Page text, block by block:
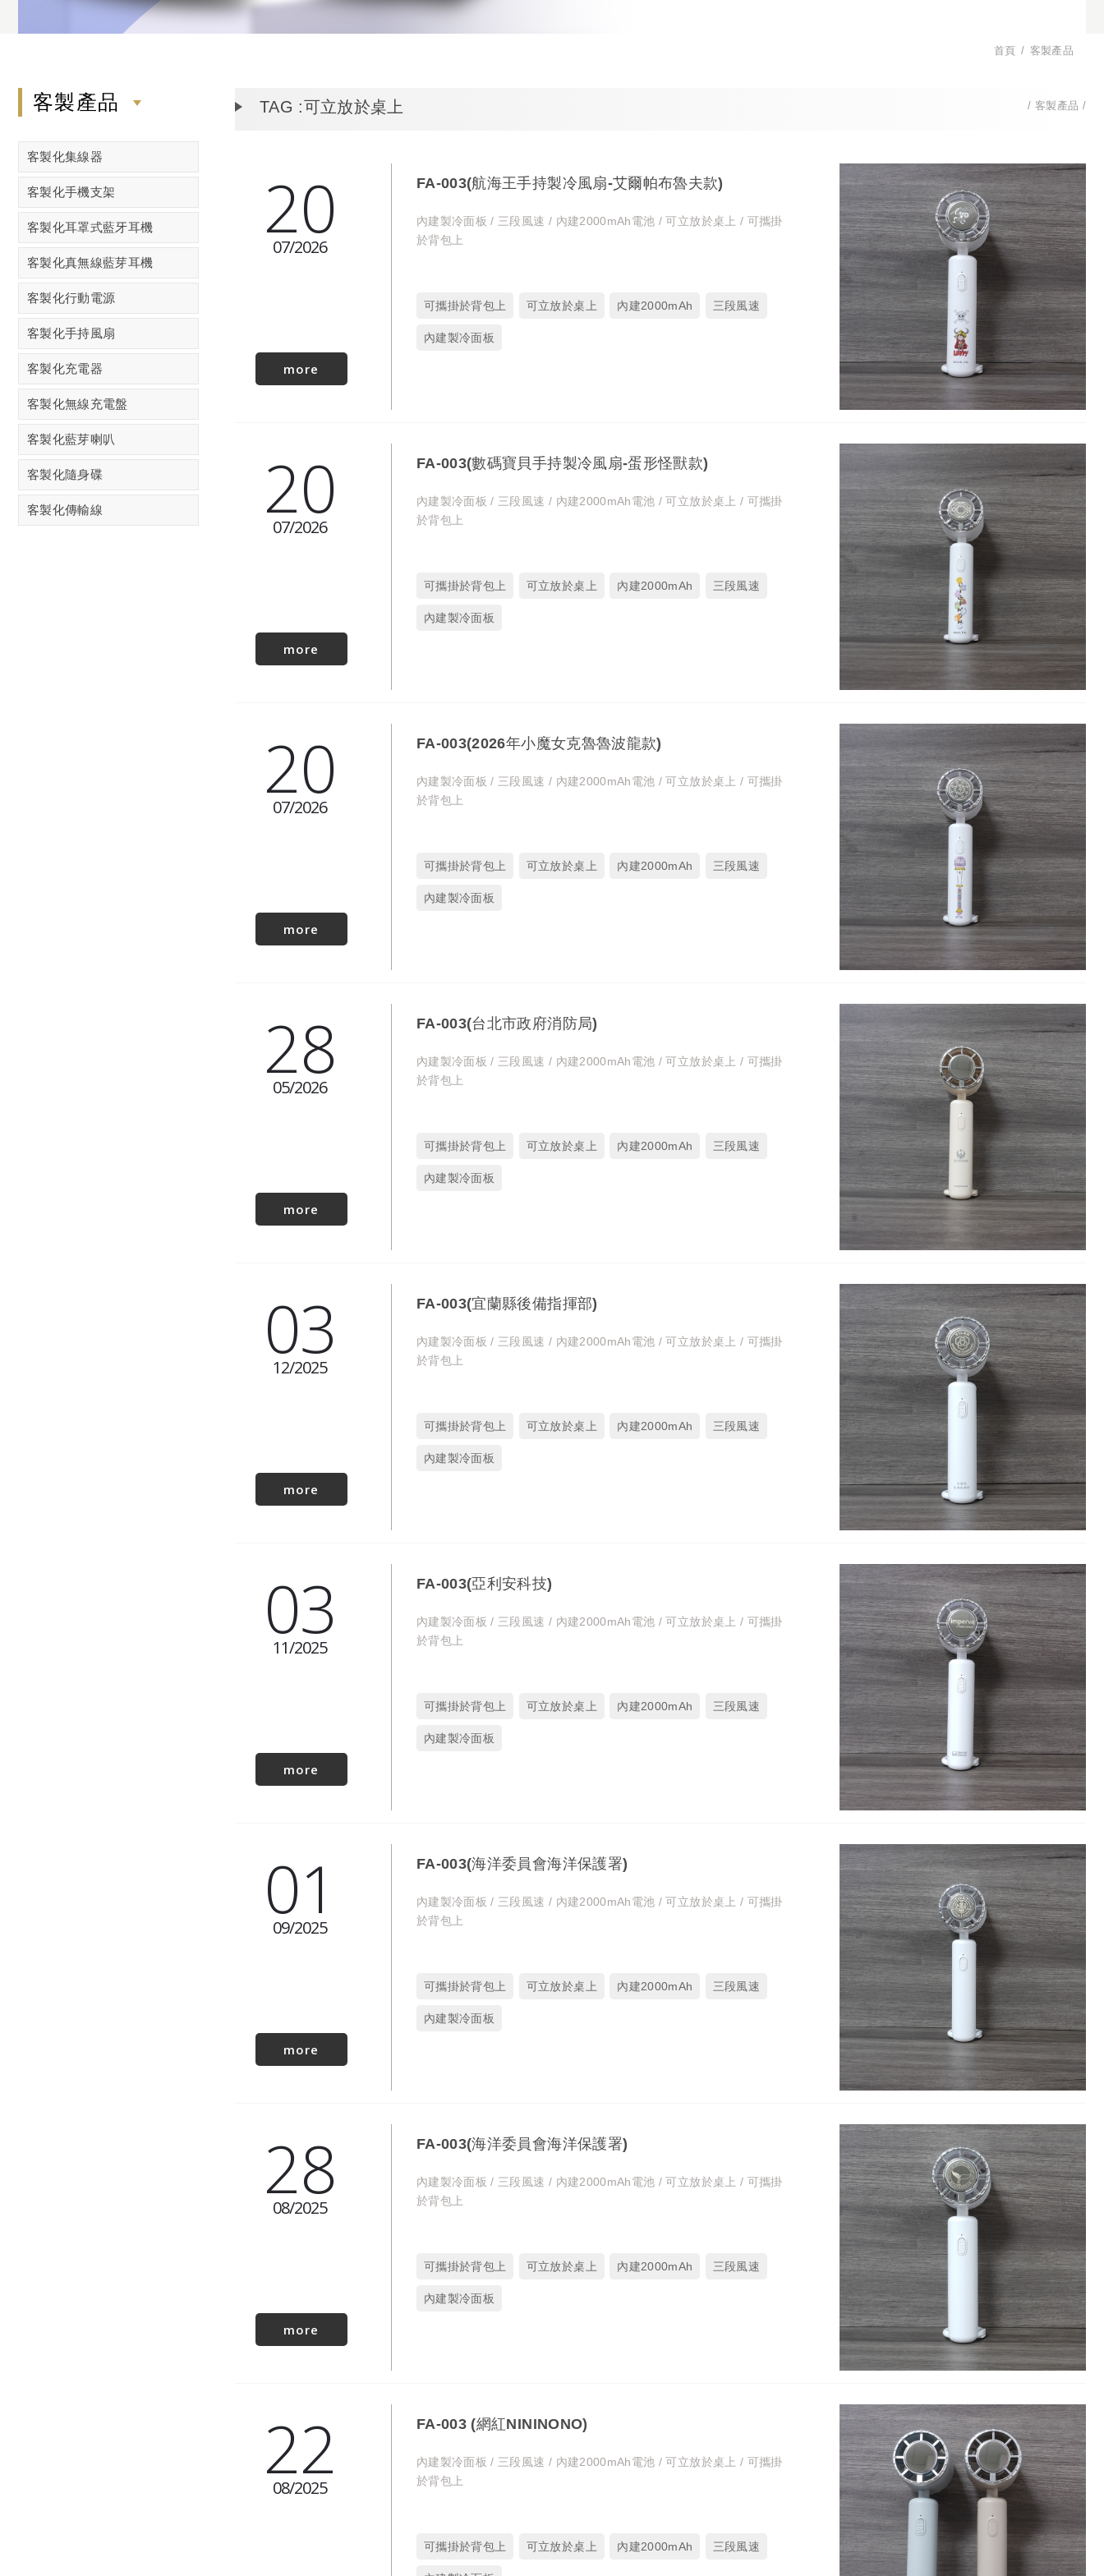
首頁 客製產品
客製產品
客製化集線器
客製化手機支架
客製化耳罩式藍牙耳機
客製化真無線藍芽耳機
客製化行動電源
客製化手持風扇
客製化充電器
客製化無線充電盤
客製化藍芽喇叭
客製化隨身碟
客製化傳輸線
TAG :可立放於桌上 客製產品
20
07 2026
FA-003(航海王手持製冷風扇-艾爾帕布魯夫款)
內建製冷面板 / 三段風速 / 內建2000mAh電池 / 可立放於桌上 / 可攜掛
於背包上
可攜掛於背包上 可立放於桌上 內建2000mAh 三段風速
內建製冷面板
more
20
07 2026
FA-003(數碼寶貝手持製冷風扇-蛋形怪獸款)
內建製冷面板 / 三段風速 / 內建2000mAh電池 / 可立放於桌上 / 可攜掛
於背包上
可攜掛於背包上 可立放於桌上 內建2000mAh 三段風速
內建製冷面板
more
20
07 2026
FA-003(2026年小魔女克魯魯波龍款)
內建製冷面板 / 三段風速 / 內建2000mAh電池 / 可立放於桌上 / 可攜掛
於背包上
可攜掛於背包上 可立放於桌上 內建2000mAh 三段風速
內建製冷面板
more
28
05 2026
FA-003(台北市政府消防局)
內建製冷面板 / 三段風速 / 內建2000mAh電池 / 可立放於桌上 / 可攜掛
於背包上
可攜掛於背包上 可立放於桌上 內建2000mAh 三段風速
內建製冷面板
more
03
12 2025
FA-003(宜蘭縣後備指揮部)
內建製冷面板 / 三段風速 / 內建2000mAh電池 / 可立放於桌上 / 可攜掛
於背包上
可攜掛於背包上 可立放於桌上 內建2000mAh 三段風速
內建製冷面板
more
03
11 2025
FA-003(亞利安科技)
內建製冷面板 / 三段風速 / 內建2000mAh電池 / 可立放於桌上 / 可攜掛
於背包上
可攜掛於背包上 可立放於桌上 內建2000mAh 三段風速
內建製冷面板
more
01
09 2025
FA-003(海洋委員會海洋保護署)
內建製冷面板 / 三段風速 / 內建2000mAh電池 / 可立放於桌上 / 可攜掛
於背包上
可攜掛於背包上 可立放於桌上 內建2000mAh 三段風速
內建製冷面板
more
28
08 2025
FA-003(海洋委員會海洋保護署)
內建製冷面板 / 三段風速 / 內建2000mAh電池 / 可立放於桌上 / 可攜掛
於背包上
可攜掛於背包上 可立放於桌上 內建2000mAh 三段風速
內建製冷面板
more
22
08 2025
FA-003 (網紅NININONO)
內建製冷面板 / 三段風速 / 內建2000mAh電池 / 可立放於桌上 / 可攜掛
於背包上
可攜掛於背包上 可立放於桌上 內建2000mAh 三段風速